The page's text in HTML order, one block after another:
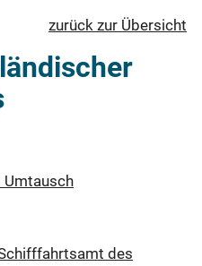
zurück zur Übersicht
Umtausch
des